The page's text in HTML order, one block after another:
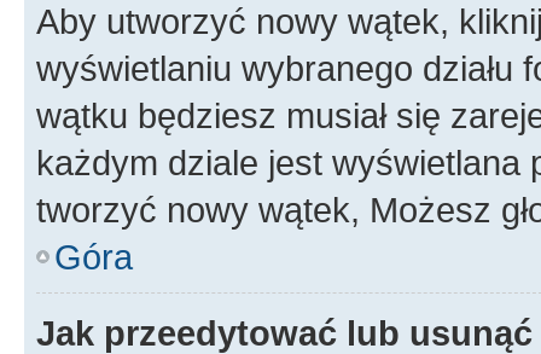
Aby utworzyć nowy wątek,
wyświetlaniu wybranego działu
wątku będziesz musiał się
każdym dziale jest wyświetlana
tworzyć nowy wątek, Możesz
Góra
Jak przeedytować lub